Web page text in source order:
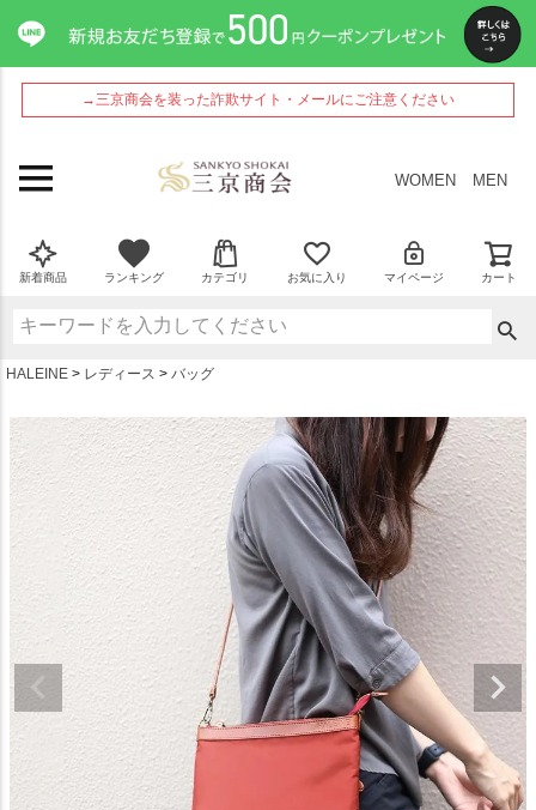
→三京商会を装った詐欺サイト・メールにご注意ください
WOMEN MEN
新着商品 ランキング カテゴリ お気に入り マイページ カート
HALEINE レディース バッグ
ペー
ジト
ップ
へ